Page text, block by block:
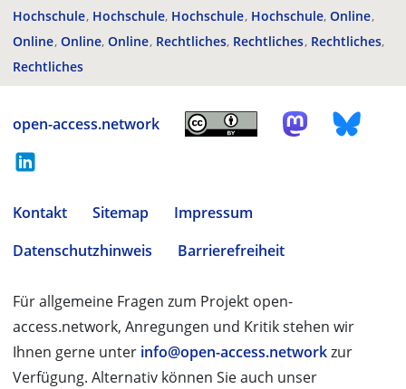
Hochschule Hochschule Hochschule Hochschule Online
Online Online Online Rechtliches Rechtliches Rechtliches
Rechtliches
open-access.network
Kontakt Sitemap
Impressum
Datenschutzhinweis
Barrierefreiheit
Für allgemeine Fragen zum Projekt open-
access.network, Anregungen und Kritik stehen wir
Ihnen gerne unter info@open-access.networkzur
Verfügung. Alternativ können Sie auch unser